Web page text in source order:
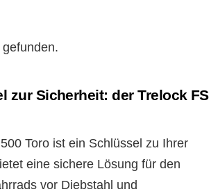
zur Sicherheit: der Trelock FS
Toro ist ein Schlüssel zu Ihrer
eine sichere Lösung für den
vor Diebstahl und